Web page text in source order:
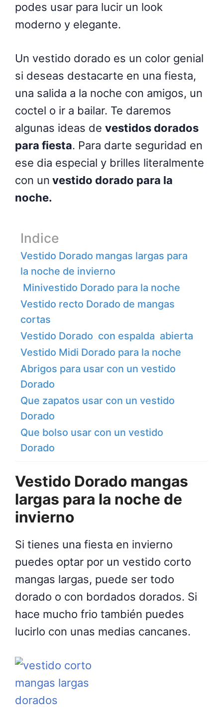
podes usar para lucir un look
moderno y elegante.
Un vestido dorado es un color genial
si deseas destacarte en una fiesta,
una salida a la noche con amigos, un
coctel o ir a bailar. Te daremos
algunas ideas de vestidos dorados
para fiesta. Para darte seguridad en
ese dia especial y brilles literalmente
con un vestido dorado para la
noche.
Indice
Vestido Dorado mangas largas para
la noche de invierno
Minivestido Dorado para la noche
Vestido recto Dorado de mangas
cortas
Vestido Dorado con espalda abierta
Vestido Midi Dorado para la noche
Abrigos para usar con un vestido
Dorado
Que zapatos usar con un vestido
Dorado
Que bolso usar con un vestido
Dorado
Vestido Dorado mangas
largas para la noche de
invierno
Si tienes una fiesta en invierno
puedes optar por un vestido corto
mangas largas, puede ser todo
dorado o con bordados dorados. Si
hace mucho frio también puedes
lucirlo con unas medias cancanes.